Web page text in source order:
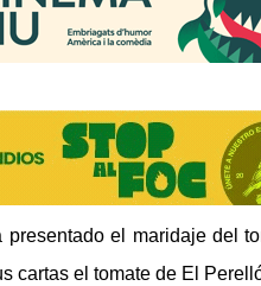
presentado el maridaje del
cartas el tomate de El